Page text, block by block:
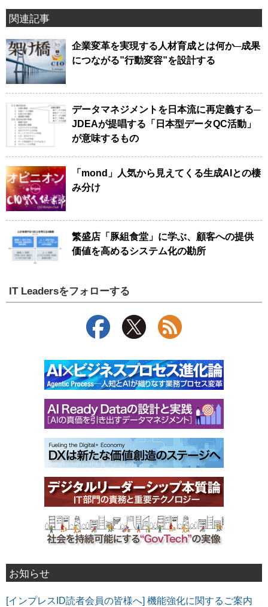
関連記事
企業変革を実現する人材育成とは何か─成果
につながる”行動変容”を設計する
データマネジメントを日本流に再定義する─
JDEAが提唱する「日本型データQC活動」
が意味するもの
「mond」人気から見えてくる生成AIとの棲
み分け
繁盛店「豚組食堂」に学ぶ、顧客への提供
価値を高めるシステム化の勘所
IT Leadersをフォローする
お知らせ
[インプレスID読者会員の皆様へ] 機能強化に関するご案内